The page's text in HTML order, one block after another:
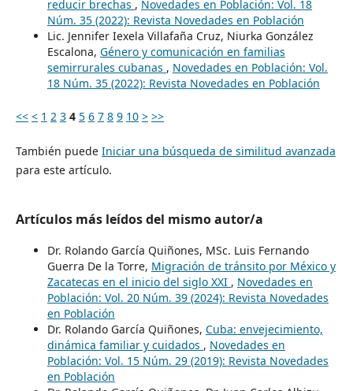
reducir brechas , Novedades en Población: Vol. 18
Núm. 35 (2022): Revista Novedades en Población
Lic. Jennifer Iexela Villafaña Cruz, Niurka González
Escalona, Género y comunicación en familias
semirrurales cubanas , Novedades en Población: Vol.
18 Núm. 35 (2022): Revista Novedades en Población
<< < 1 2 3 4 5 6 7 8 9 10 > >>
También puede Iniciar una búsqueda de similitud avanzada
para este artículo.
Artículos más leídos del mismo autor/a
Dr. Rolando García Quiñones, MSc. Luis Fernando
Guerra De la Torre, Migración de tránsito por México y
Zacatecas en el inicio del siglo XXI , Novedades en
Población: Vol. 20 Núm. 39 (2024): Revista Novedades
en Población
Dr. Rolando García Quiñones, Cuba: envejecimiento,
dinámica familiar y cuidados , Novedades en
Población: Vol. 15 Núm. 29 (2019): Revista Novedades
en Población